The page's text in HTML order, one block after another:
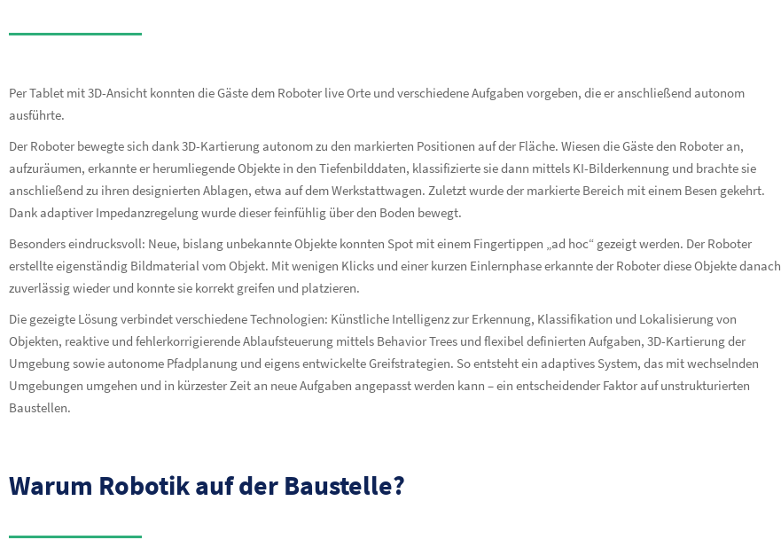
Per Tablet mit 3D-Ansicht konnten die Gäste dem Roboter live Orte und verschiedene Aufgaben vorgeben, die er anschließend autonom
ausführte.
Der Roboter bewegte sich dank 3D-Kartierung autonom zu den markierten Positionen auf der Fläche. Wiesen die Gäste den Roboter an,
aufzuräumen, erkannte er herumliegende Objekte in den Tiefenbilddaten, klassifizierte sie dann mittels KI-Bilderkennung und brachte sie
anschließend zu ihren designierten Ablagen, etwa auf dem Werkstattwagen. Zuletzt wurde der markierte Bereich mit einem Besen gekehrt.
Dank adaptiver Impedanzregelung wurde dieser feinfühlig über den Boden bewegt.
Besonders eindrucksvoll: Neue, bislang unbekannte Objekte konnten Spot mit einem Fingertippen „ad hoc“ gezeigt werden. Der Roboter
erstellte eigenständig Bildmaterial vom Objekt. Mit wenigen Klicks und einer kurzen Einlernphase erkannte der Roboter diese Objekte danach
zuverlässig wieder und konnte sie korrekt greifen und platzieren.
Die gezeigte Lösung verbindet verschiedene Technologien: Künstliche Intelligenz zur Erkennung, Klassifikation und Lokalisierung von
Objekten, reaktive und fehlerkorrigierende Ablaufsteuerung mittels Behavior Trees und flexibel definierten Aufgaben, 3D-Kartierung der
Umgebung sowie autonome Pfadplanung und eigens entwickelte Greifstrategien. So entsteht ein adaptives System, das mit wechselnden
Umgebungen umgehen und in kürzester Zeit an neue Aufgaben angepasst werden kann – ein entscheidender Faktor auf unstrukturierten
Baustellen.
Warum Robotik auf der Baustelle?